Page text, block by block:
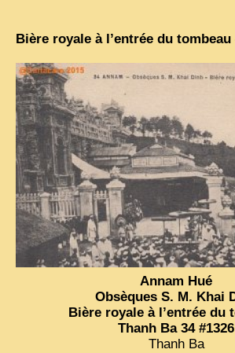
Bière royale à l’entrée du tombeau
Annam Hué
Obsèques S. M. Khai
Bière royale à l’entrée du
Thanh Ba 34 #1326
Thanh Ba